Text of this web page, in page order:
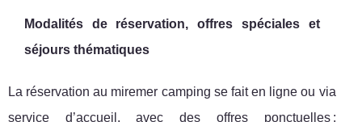
Modalités de réservation, offres spéciales et
séjours thématiques
La réservation au miremer camping se fait en ligne ou via
service d’accueil, avec des offres ponctuelles :